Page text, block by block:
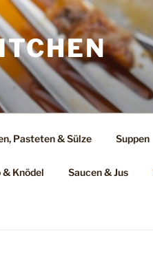
Pasteten & Sülze Suppen
Knödel Saucen & Jus